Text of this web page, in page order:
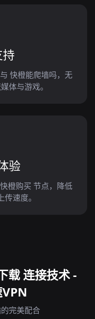
快橙能爬墙吗，无
体与游戏。
验
橙购买 节点，降低
速度。
载 连接技术 -
完美配合